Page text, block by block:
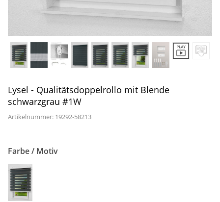
Gardinenstange
Panneaux
Lysel - Qualitätsdoppelrollo mit Blende
schwarzgrau #1W
Artikelnummer: 19292-58213
Farbe / Motiv